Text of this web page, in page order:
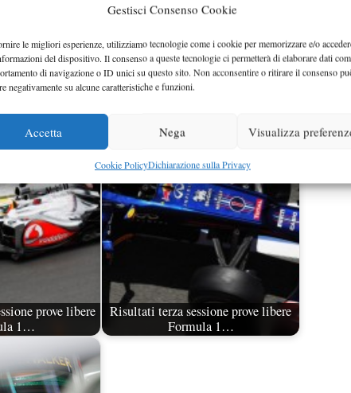
Gestisci Consenso Cookie
le migliori esperienze, utilizziamo tecnologie come i cookie per memorizzare e/o
del dispositivo. Il consenso a queste tecnologie ci permetterà di elaborare dati
di navigazione o ID unici su questo sito. Non acconsentire o ritirare il consenso
negativamente su alcune caratteristiche e funzioni.
Accetta Nega Visualizza
Cookie PolicyDichiarazione sulla Privacy
sua monoposto. Il pilota della McLaren ha chiuso questa
9 decimi dal migliore. Nico Rosberg non ha effettuato
nel suo giro di installazione sulla sua Mercedes.
prove libere
1…
Risultati terza sessione prove libere
Formula 1…